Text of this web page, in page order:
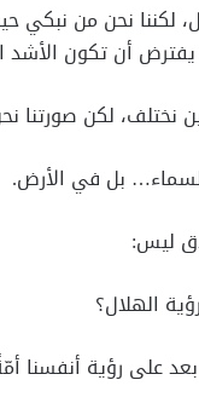
لكننا نحن من نبكي
أن تكون الأشد
نختلف، لكن صورتنا
بل في الأرض.
ليس:
الهلال؟
على رؤية أنفسنا